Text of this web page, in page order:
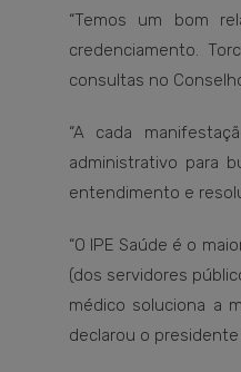
“Temos um bom
credenciamento.
consultas no
“A cada
administrativo para
entendimento e
“O IPE Saúde é o
(dos servidores
médico soluciona a
declarou o presidente